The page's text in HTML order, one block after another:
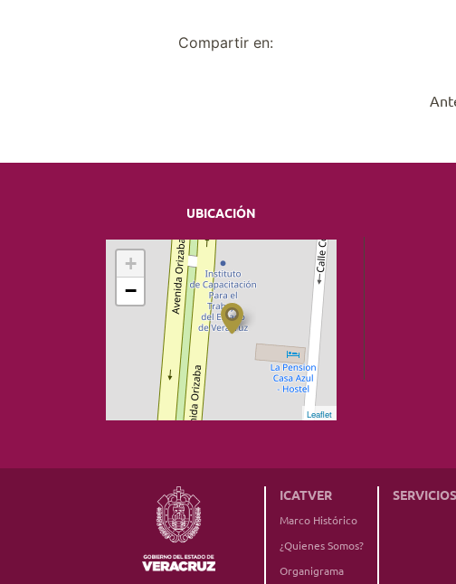
Compartir en:
UBICACIÓN
+
−
Leaflet
ICATVER
Marco Histórico
¿Quienes Somos?
Organigrama
SERVICIOS